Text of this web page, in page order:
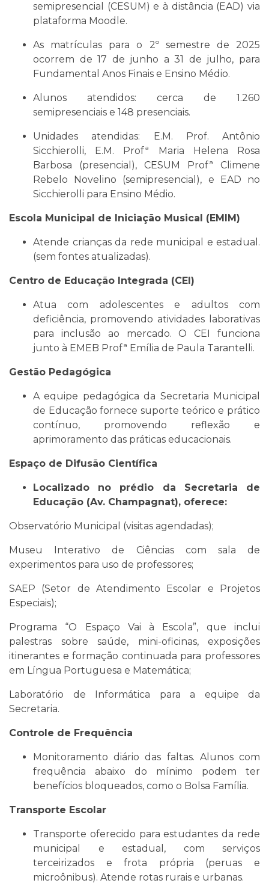
semipresencial (CESUM) e à distância (EAD) via
plataforma Moodle.
As matrículas para o 2º semestre de 2025
ocorrem de 17 de junho a 31 de julho, para
Fundamental Anos Finais e Ensino Médio.
Alunos atendidos: cerca de 1.260
semipresenciais e 148 presenciais.
Unidades atendidas: E.M. Prof. Antônio
Sicchierolli, E.M. Profª Maria Helena Rosa
Barbosa (presencial), CESUM Profª Climene
Rebelo Novelino (semipresencial), e EAD no
Sicchierolli para Ensino Médio.
Escola Municipal de Iniciação Musical (EMIM)
Atende crianças da rede municipal e estadual.
(sem fontes atualizadas).
Centro de Educação Integrada (CEI)
Atua com adolescentes e adultos com
deficiência, promovendo atividades laborativas
para inclusão ao mercado. O CEI funciona
junto à EMEB Profª Emília de Paula Tarantelli.
Gestão Pedagógica
A equipe pedagógica da Secretaria Municipal
de Educação fornece suporte teórico e prático
contínuo, promovendo reflexão e
aprimoramento das práticas educacionais.
Espaço de Difusão Científica
Localizado no prédio da Secretaria de
Educação (Av. Champagnat), oferece:
Observatório Municipal (visitas agendadas);
Museu Interativo de Ciências com sala de
experimentos para uso de professores;
SAEP (Setor de Atendimento Escolar e Projetos
Especiais);
Programa “O Espaço Vai à Escola”, que inclui
palestras sobre saúde, mini-oficinas, exposições
itinerantes e formação continuada para professores
em Língua Portuguesa e Matemática;
Laboratório de Informática para a equipe da
Secretaria.
Controle de Frequência
Monitoramento diário das faltas. Alunos com
frequência abaixo do mínimo podem ter
benefícios bloqueados, como o Bolsa Família.
Transporte Escolar
Transporte oferecido para estudantes da rede
municipal e estadual, com serviços
terceirizados e frota própria (peruas e
microônibus). Atende rotas rurais e urbanas.